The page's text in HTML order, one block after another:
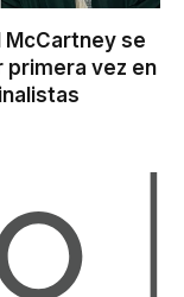
McCartney se
primera vez en